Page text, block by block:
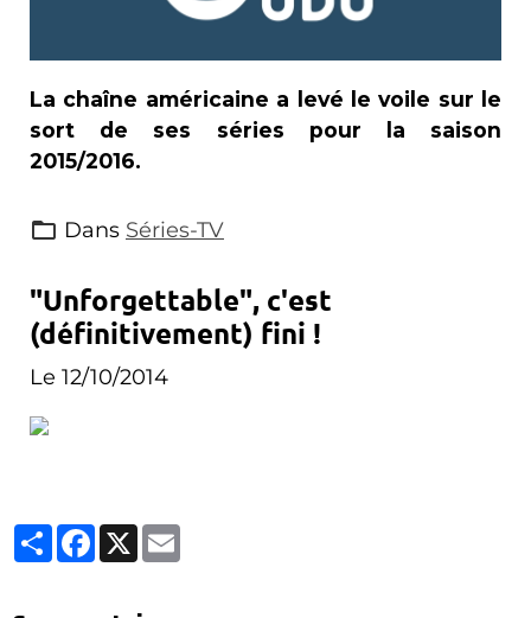
La chaîne américaine a levé le voile sur le
sort de ses séries pour la saison
2015/2016.
Dans Séries-TV
"Unforgettable", c'est
(définitivement) fini !
Le 12/10/2014
Partager
Facebook
X